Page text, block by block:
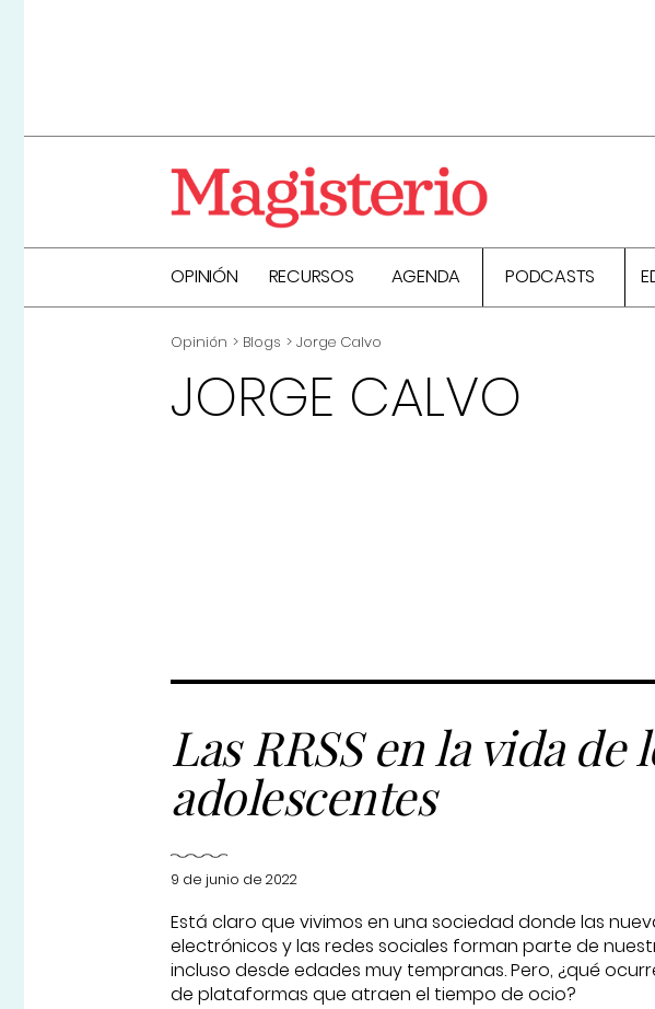
OPINIÓN RECURSOS AGENDA PODCASTS
Opinión Blogs Jorge Calvo
JORGE CALVO
Las RRSS en la vida de
adolescentes
9 de junio de 2022
Está claro que vivimos en una sociedad donde las
electrónicos y las redes sociales forman parte de
incluso desde edades muy tempranas. Pero, ¿qué
de plataformas que atraen el tiempo de ocio?